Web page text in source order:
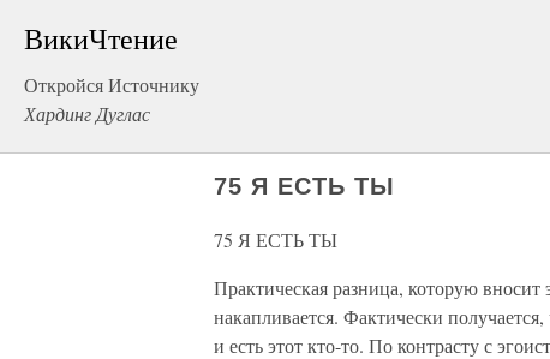
ВикиЧтение
Откройся Источнику
Хардинг Дуглас
75 Я ЕСТЬ ТЫ
75 Я ЕСТЬ ТЫ
Практическая разница, которую
накапливается. Фактически
и есть этот кто-то. По контрасту с